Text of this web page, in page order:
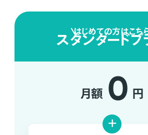
はじめての方はこち
スタンダードプ
月額 0 円
+